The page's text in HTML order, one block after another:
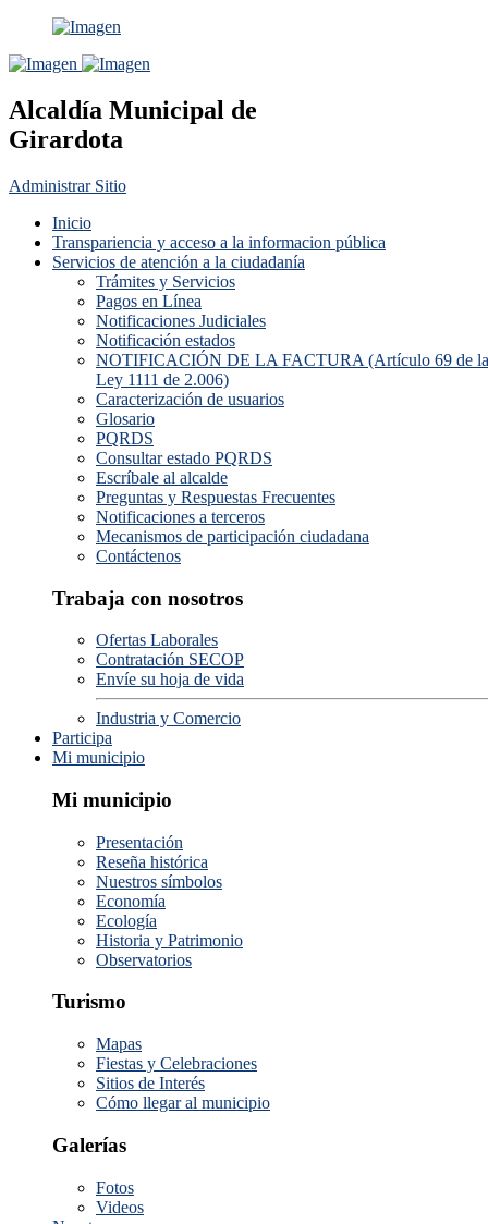
Alcaldía Municipal de
Girardota
Administrar Sitio
Inicio
Transpariencia y acceso a la informacion pública
Servicios de atención a la ciudadanía
Trámites y Servicios
Pagos en Línea
Notificaciones Judiciales
Notificación estados
NOTIFICACIÓN DE LA FACTURA (Artículo 69 de la
Ley 1111 de 2.006)
Caracterización de usuarios
Glosario
PQRDS
Consultar estado PQRDS
Escríbale al alcalde
Preguntas y Respuestas Frecuentes
Notificaciones a terceros
Mecanismos de participación ciudadana
Contáctenos
Trabaja con nosotros
Ofertas Laborales
Contratación SECOP
Envíe su hoja de vida
Industria y Comercio
Participa
Mi municipio
Mi municipio
Presentación
Reseña histórica
Nuestros símbolos
Economía
Ecología
Historia y Patrimonio
Observatorios
Turismo
Mapas
Fiestas y Celebraciones
Sitios de Interés
Cómo llegar al municipio
Galerías
Fotos
Videos